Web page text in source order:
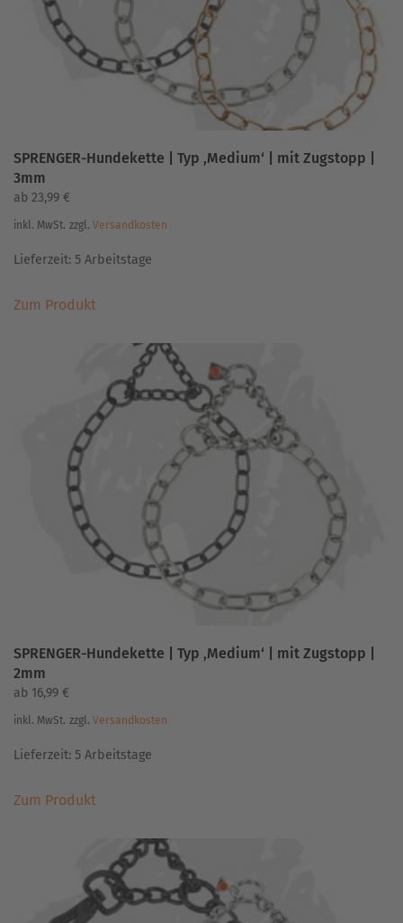
Produktseite
gewählt
werden
SPRENGER-Hundekette | Typ ‚Medium‘ | mit Zugstopp |
3mm
ab 23,99 €
inkl. MwSt. zzgl. Versandkosten
Lieferzeit: 5 Arbeitstage
Zum ProduktProdukt
mehrere
Varianten
auf.
Die
Optionen
Produktseite
gewählt
werden
SPRENGER-Hundekette | Typ ‚Medium‘ | mit Zugstopp |
2mm
ab 16,99 €
inkl. MwSt. zzgl. Versandkosten
Lieferzeit: 5 Arbeitstage
Zum ProduktProdukt
mehrere
Varianten
auf.
Die